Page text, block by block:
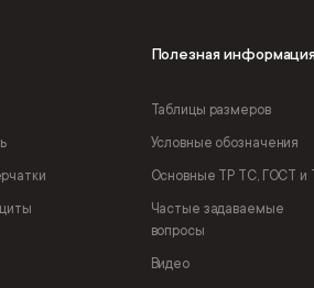
Полезная
Таблицы размеров
Условные обозначения
Основные ТР ТС, ГОСТ и
Частые задаваемые
вопросы
Видео